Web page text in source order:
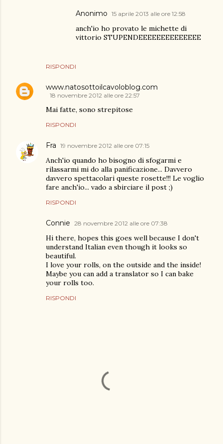
RISPONDI
Anonimo 15 aprile 2013 alle ore 12:58
anch'io ho provato le michette di
vittorio STUPENDEEEEEEEEEEEEEE
www.natosottoilcavoloblog.com
18 novembre 2012 alle ore 22:57
Mai fatte, sono strepitose
RISPONDI
Fra 19 novembre 2012 alle ore 07:15
Anch'io quando ho bisogno di sfogarmi e
rilassarmi mi do alla panificazione... Davvero
davvero spettacolari queste rosette!!! Le voglio
fare anch'io... vado a sbirciare il post ;)
RISPONDI
Connie 28 novembre 2012 alle ore 07:38
Hi there, hopes this goes well because I don't
understand Italian even though it looks so
beautiful.
I love your rolls, on the outside and the inside!
Maybe you can add a translator so I can bake
your rolls too.
RISPONDI